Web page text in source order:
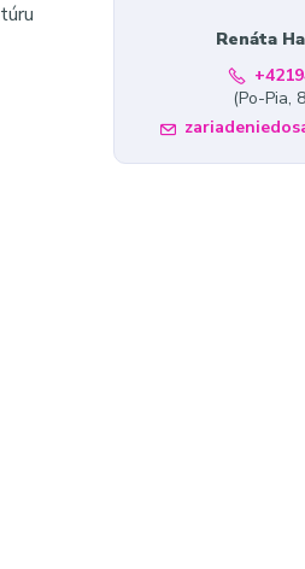
Renáta
(Po-Pia,